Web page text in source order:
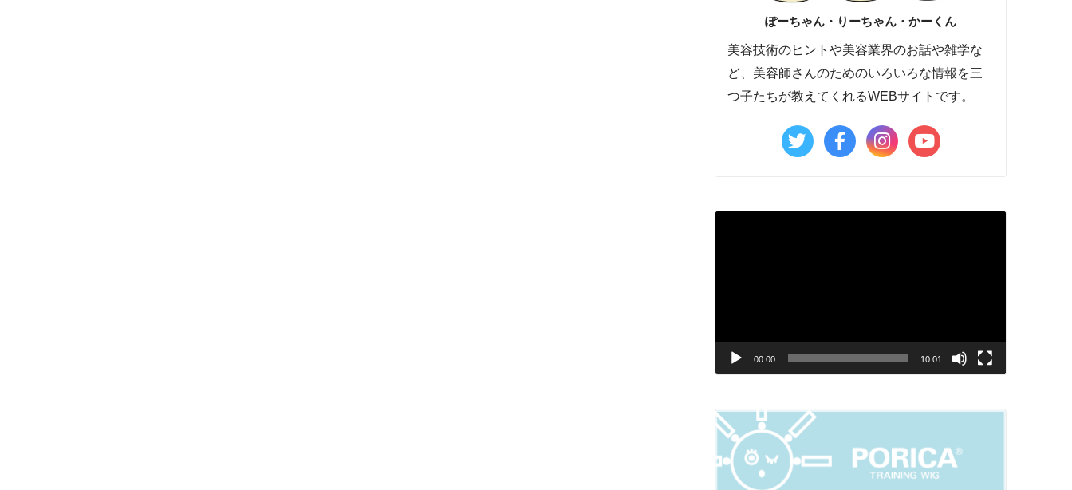
ぽーちゃん・りーちゃん・かーくん
美容技術のヒントや美容業界のお話や雑学な
ど、美容師さんのためのいろいろな情報を三
つ子たちが教えてくれるWEBサイトです。
00:00 10:01